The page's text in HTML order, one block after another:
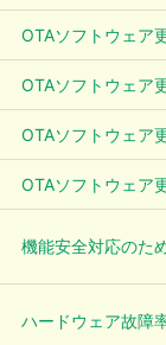
OTAソフトウェア
OTAソフトウェア
OTAソフトウェア
OTAソフトウェア
機能安全対応のた
ハードウェア故障